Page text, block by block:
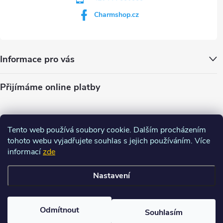
Tento web používá soubory cookie. Dalším procházením
tohoto webu vyjadřujete souhlas s jejich používáním. Více
informacízde
Nastavení
Odmítnout Souhlasím
Charmshop.cz
Informace pro vás
Přijímáme online platby
nastavení cookies